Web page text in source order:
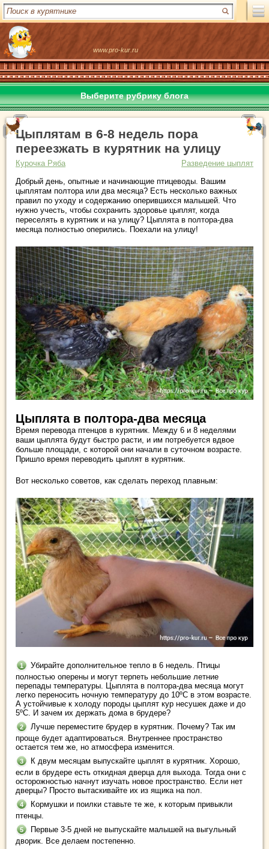
www.pro-kur.ru
Выберите рубрику блога
Цыплятам в 6-8 недель пора
переезжать в курятник на улицу
Курочка Ряба
Разведение цыплят
Добрый день, опытные и начинающие птицеводы. Вашим
цыплятам полтора или два месяца? Есть несколько важных
правил по уходу и содержанию оперившихся малышей. Что
нужно учесть, чтобы сохранить здоровье цыплят, когда
переселять в курятник и на улицу? Цыплята в полтора-два
месяца полностью оперились. Поехали на улицу!
Цыплята в полтора-два месяца
Время перевода птенцов в курятник. Между 6 и 8 неделями
ваши цыплята будут быстро расти, и им потребуется вдвое
больше площади, с которой они начали в суточном возрасте.
Пришло время переводить цыплят в курятник.
Вот несколько советов, как сделать переход плавным:
Убирайте дополнительное тепло в 6 недель. Птицы
полностью оперены и могут терпеть небольшие летние
перепады температуры. Цыплята в полтора-два месяца могут
легко переносить ночную температуру до 10ºС в этом возрасте.
А устойчивые к холоду породы цыплят кур несушек даже и до
5ºС. И зачем их держать дома в брудере?
Лучше переместите брудер в курятник. Почему? Так им
проще будет адаптироваться. Внутреннее пространство
остается тем же, но атмосфера изменится.
К двум месяцам выпускайте цыплят в курятник. Хорошо,
если в брудере есть откидная дверца для выхода. Тогда они с
осторожностью начнут изучать новое пространство. Если нет
дверцы? Просто вытаскивайте их из ящика на пол.
Кормушки и поилки ставьте те же, к которым привыкли
птенцы.
Первые 3-5 дней не выпускайте малышей на выгульный
дворик. Все делаем постепенно.